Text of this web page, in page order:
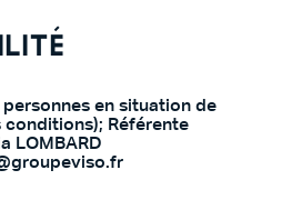
en situation de
conditions); Référente
LOMBARD